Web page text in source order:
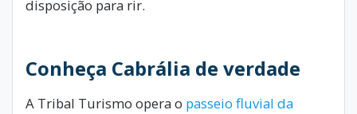
disposição para rir.
Conheça Cabrália de verdade
A Tribal Turismo opera o passeio fluvial da